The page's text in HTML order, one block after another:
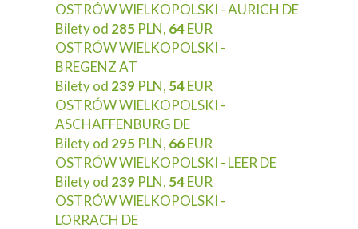
OSTRÓW WIELKOPOLSKI - AURICH DE
Bilety od 285 PLN, 64EUR
OSTRÓW WIELKOPOLSKI -
BREGENZ AT
Bilety od 239 PLN, 54EUR
OSTRÓW WIELKOPOLSKI -
ASCHAFFENBURG DE
Bilety od 295 PLN, 66EUR
OSTRÓW WIELKOPOLSKI - LEER DE
Bilety od 239 PLN, 54EUR
OSTRÓW WIELKOPOLSKI -
LORRACH DE